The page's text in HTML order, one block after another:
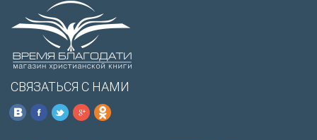
СВЯЗАТЬСЯ С НАМИ